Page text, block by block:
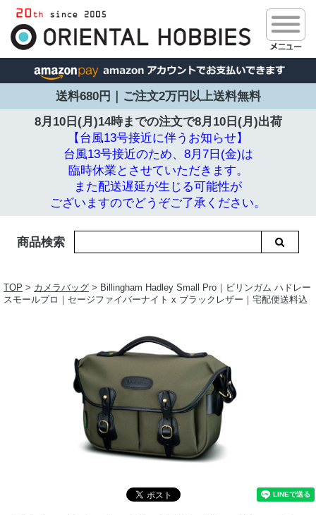
送料680円｜ご注文2万円以上送料無料
8月10日(月)14時までの注文で8月10日(月)出荷
【台風13号接近に伴うお知らせ】
台風13号接近のため、8月7日(金)は
臨時休業とさせていただきます。
また配送遅延が生じる可能性が
ございますのでどうぞご了承ください。
商品検索
TOP > カメラバッグ > Billingham Hadley Small Pro｜ビリンガム ハドレー
スモールプロ｜セージファイバーナイト x ブラックレザー｜宅配便送料込